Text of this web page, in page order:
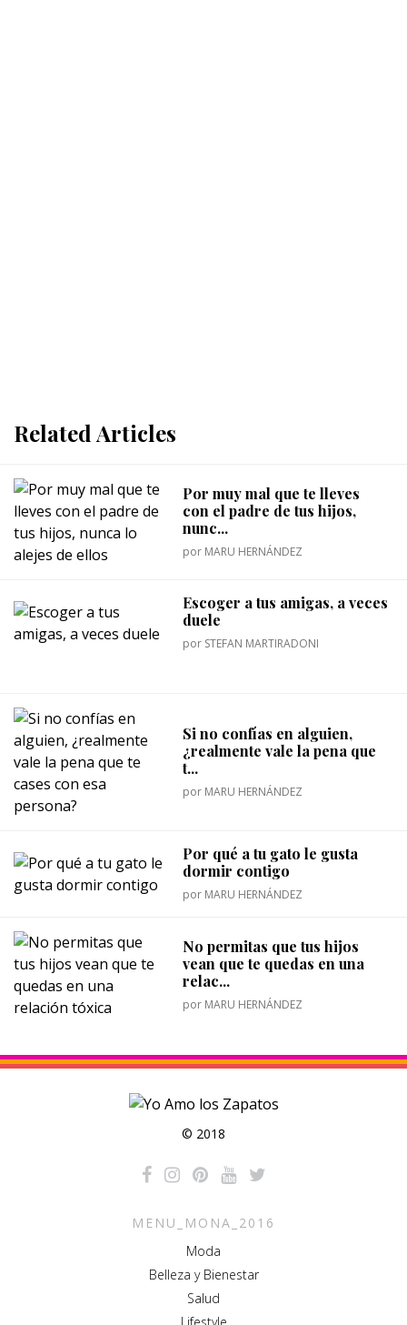
Related Articles
Por muy mal que te lleves
con el padre de tus hijos,
nunc...
por MARU HERNÁNDEZ
Escoger a tus amigas, a veces
duele
por STEFAN MARTIRADONI
Si no confías en alguien,
¿realmente vale la pena que
t...
por MARU HERNÁNDEZ
Por qué a tu gato le gusta
dormir contigo
por MARU HERNÁNDEZ
No permitas que tus hijos
vean que te quedas en una
relac...
por MARU HERNÁNDEZ
© 2018
MENU_MONA_2016
Moda
Belleza y Bienestar
Salud